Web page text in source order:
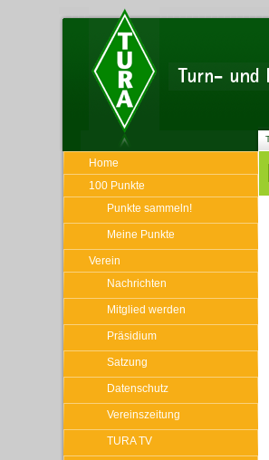
Home
100 Punkte
Punkte sammeln!
Meine Punkte
Verein
Nachrichten
Mitglied werden
Präsidium
Satzung
Datenschutz
Vereinszeitung
TURA TV